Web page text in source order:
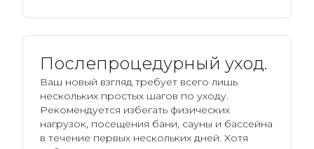
Послепроцедурный уход.
Ваш новый взгляд требует всего лишь
нескольких простых шагов по уходу.
Рекомендуется избегать физических
нагрузок, посещения бани, сауны и бассейна
в течение первых нескольких дней. Хотя